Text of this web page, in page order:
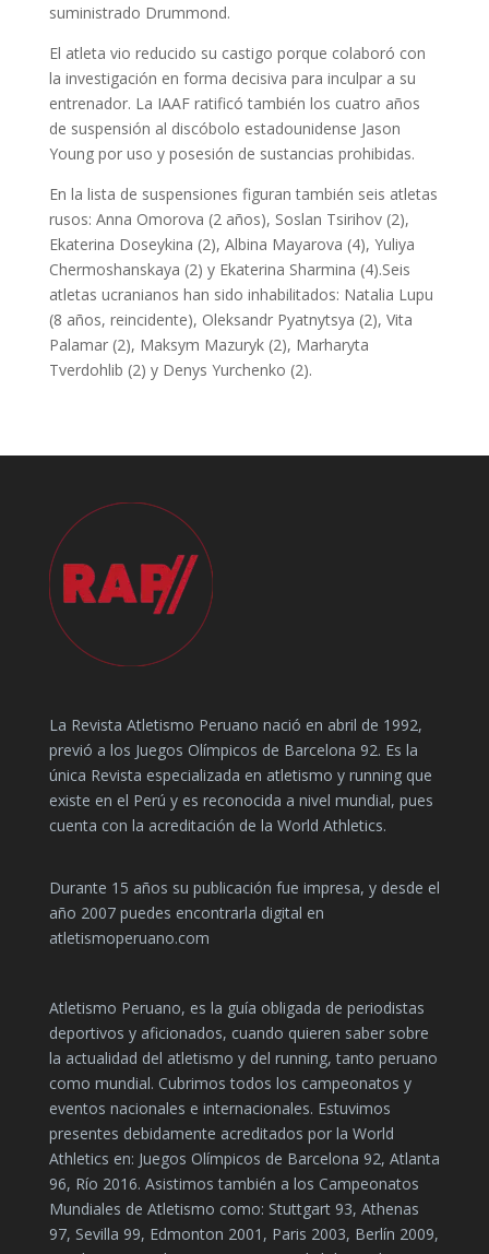
suministrado Drummond.
El atleta vio reducido su castigo porque colaboró con
la investigación en forma decisiva para inculpar a su
entrenador. La IAAF ratificó también los cuatro años
de suspensión al discóbolo estadounidense Jason
Young por uso y posesión de sustancias prohibidas.
En la lista de suspensiones figuran también seis atletas
rusos: Anna Omorova (2 años), Soslan Tsirihov (2),
Ekaterina Doseykina (2), Albina Mayarova (4), Yuliya
Chermoshanskaya (2) y Ekaterina Sharmina (4).Seis
atletas ucranianos han sido inhabilitados: Natalia Lupu
(8 años, reincidente), Oleksandr Pyatnytsya (2), Vita
Palamar (2), Maksym Mazuryk (2), Marharyta
Tverdohlib (2) y Denys Yurchenko (2).
La Revista Atletismo Peruano nació en abril de 1992,
previó a los Juegos Olímpicos de Barcelona 92. Es la
única Revista especializada en atletismo y running que
existe en el Perú y es reconocida a nivel mundial, pues
cuenta con la acreditación de la World Athletics.
Durante 15 años su publicación fue impresa, y desde el
año 2007 puedes encontrarla digital en
atletismoperuano.com
Atletismo Peruano, es la guía obligada de periodistas
deportivos y aficionados, cuando quieren saber sobre
la actualidad del atletismo y del running, tanto peruano
como mundial. Cubrimos todos los campeonatos y
eventos nacionales e internacionales. Estuvimos
presentes debidamente acreditados por la World
Athletics en: Juegos Olímpicos de Barcelona 92, Atlanta
96, Río 2016. Asistimos también a los Campeonatos
Mundiales de Atletismo como: Stuttgart 93, Athenas
97, Sevilla 99, Edmonton 2001, Paris 2003, Berlín 2009,